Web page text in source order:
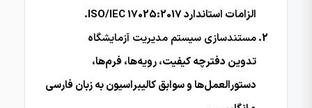
الزامات استاندارد ISO/IEC 17025:2017.
مستندسازی سیستم مدیریت آزمایشگاه
تدوین دفترچه کیفیت، رویه‌ها، فرم‌ها،
دستورالعمل‌ها و سوابق کالیبراسیون به زبان فارسی